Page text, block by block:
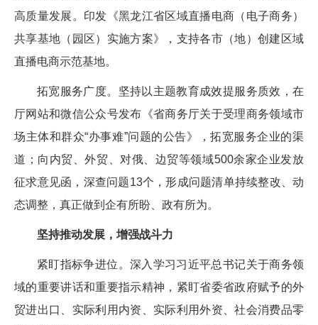
高质量发展。印发《黑龙江省区域直播电商（电子商务）
共享基地（园区）实施方案》，支持各市（地）创建区域
直播电商示范基地。
拓宽服务广度。坚持以主题教育成效提服务质效，在
厅网站和微信公众号发布《省商务厅关于受理商务领域市
场主体和群众“办事难”问题的公告》，拓宽服务企业的渠
道；向内贸、外贸、对俄、边贸等领域500余家企业发放
征求意见函，深查问题13个，形成问题清单持续整改、动
态调整，真正做到企有所盼、政有所为。
坚持推动发展，增强战斗力
紧盯指标争进位。深入学习习近平总书记关于商务领
域的重要讲话和重要指示精神，紧盯省委省政府赋予的外
贸进出口、实际利用内资、实际利用外资、社会消费品零